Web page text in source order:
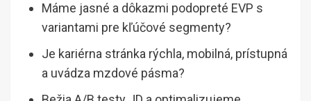
Máme jasné a dôkazmi podopreté EVP s
variantami pre kľúčové segmenty?
Je kariérna stránka rýchla, mobilná, prístupná
a uvádza mzdové pásma?